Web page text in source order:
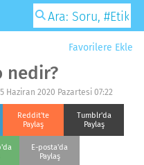
Favorilere Ekle
nedir?
Haziran 2020 Pazartesi 07:22
Reddit'te
Paylaş
Tumblr'da
Paylaş
E-posta'da
Paylaş